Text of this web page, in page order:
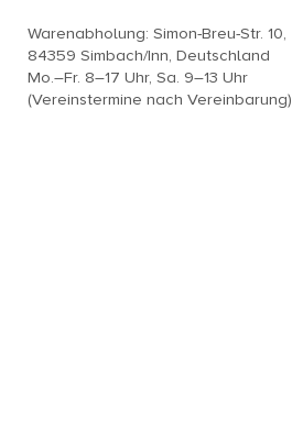
Warenabholung: Simon-Breu-Str. 10,
84359 Simbach/Inn, Deutschland
Mo.–Fr. 8–17 Uhr, Sa. 9–13 Uhr
(Vereinstermine nach Vereinbarung)